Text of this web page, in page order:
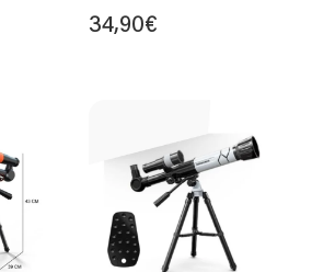
34,90€